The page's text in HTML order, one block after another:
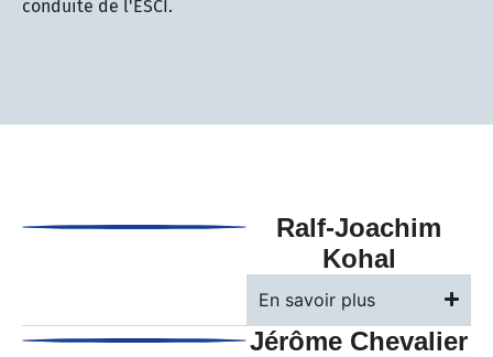
conduite de l'ESCI.
Ralf-Joachim
Kohal
En savoir plus
Jérôme Chevalier